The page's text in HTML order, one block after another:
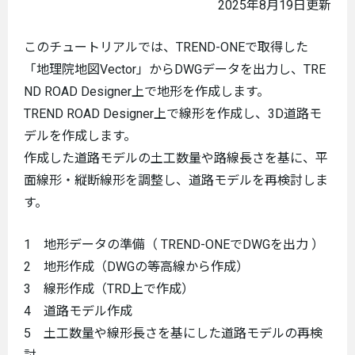
2025年8月19日更新
このチュートリアルでは、TREND-ONEで取得した
「地理院地図Vector」からDWGデータを出力し、TRE
ND ROAD Designer上で地形を作成します。
TREND ROAD Designer上で線形を作成し、3D道路モ
デルを作成します。
作成した道路モデルの土工数量や路線長さを基に、平
面線形・縦断線形を調整し、道路モデルを再検討しま
す。
1 地形データの準備（ TREND-ONEでDWGを出力 ）
2 地形作成（DWGの等高線から作成）
3 線形作成（TRD上で作成）
4 道路モデル作成
5 土工数量や線形長さを基にした道路モデルの再検